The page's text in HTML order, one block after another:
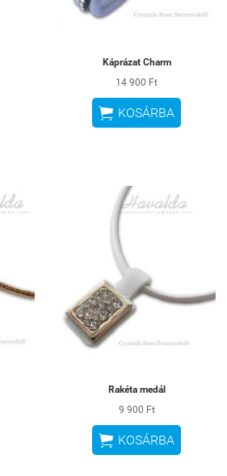
Káprázat Charm
14 900 Ft
 KOSÁRBA
Rakéta medál
9 900 Ft
 KOSÁRBA